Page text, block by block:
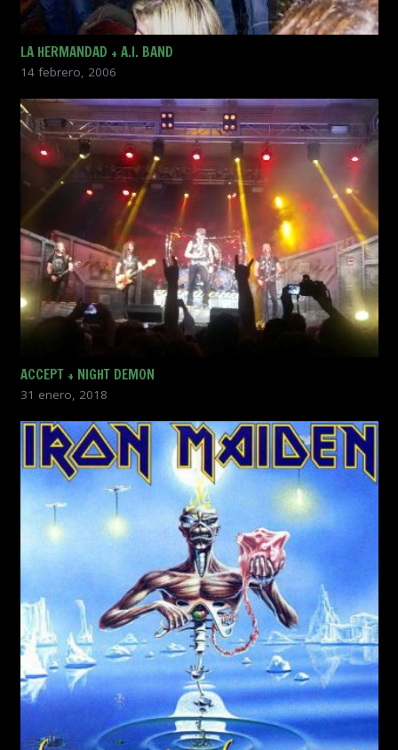
LA HERMANDAD + A.I. BAND
14 febrero, 2006
ACCEPT + NIGHT DEMON
31 enero, 2018